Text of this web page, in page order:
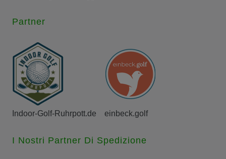
Partner
Indoor-Golf-Ruhrpott.de einbeck.golf
I Nostri Partner Di Spedizione